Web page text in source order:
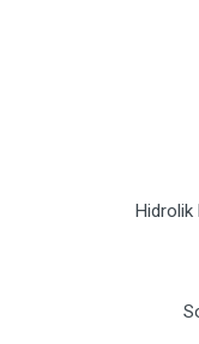
Hidrolik